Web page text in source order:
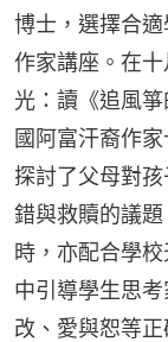
博士，選擇合
作家講座。在
光：讀《追風
國阿富汗裔作
探討了父母對
錯與救贖的議
時，亦配合學
中引導學生思
改、愛與恕等正